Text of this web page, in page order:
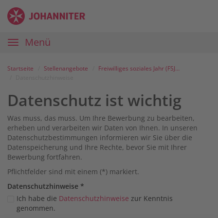
Zum
Inhalt
Anmelden
Zur
Navigation
Zur
Startseite
Karriereportal
Johanniter
Hauptnavigation
Menü
Startseite Stellenangebote
Freiwilliges soziales Jahr (FSJ) / Bundesfreiwilligendienst (BFD) an unserem Rettungsdienststellplatz in Bad Hindelang
Datenschutz ist wichtig
Was muss, das muss. Um Ihre Bewerbung zu bearbeiten,
erheben und verarbeiten wir Daten von Ihnen. In unseren
Datenschutzbestimmungen informieren wir Sie über die
Datenspeicherung und Ihre Rechte, bevor Sie mit Ihrer
Bewerbung fortfahren.
Pflichtfelder sind mit einem (*) markiert.
Datenschutz­hinweise *
Ich habe die Datenschutzhinweise zur Kenntnis
genommen.